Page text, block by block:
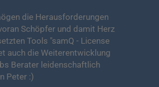
die Herausforderungen
Schöpfer und damit Herz
Tools "samQ - License
auch die Weiterentwicklung
Berater leidenschaftlich
Peter :)